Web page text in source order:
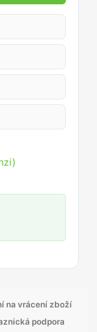
na vrácení zboží
podpora